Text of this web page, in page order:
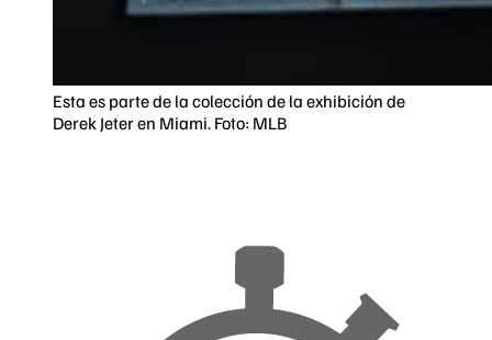
Esta es parte de la colección de la exhibición de
Derek Jeter en Miami. Foto: MLB